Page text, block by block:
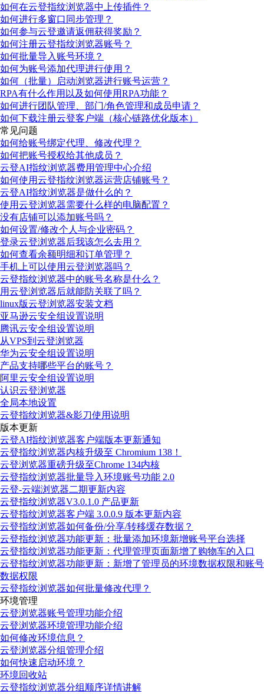
如何在云登指纹浏览器中上传插件？
如何进行多窗口同步管理？
如何参与云登邀请返佣获得奖励？
如何注册云登指纹浏览器账号？
如何批量导入账号环境？
如何为账号添加代理进行使用？
如何（批量）启动浏览器进行账号运营？
RPA有什么作用以及如何使用RPA功能？
如何进行团队管理、部门/角色管理和成员申请？
如何下载注册云登客户端（核心链路优化版本）
常见问题
如何给账号绑定代理、修改代理？
如何把账号授权给其他成员？
云登AI指纹浏览器费用管理中心介绍
如何使用云登指纹浏览器运营店铺账号？
云登AI指纹浏览器是做什么的？
使用云登浏览器需要什么样的电脑配置？
没有店铺可以添加账号吗？
如何设置/修改个人与企业密码？
登录云登浏览器后我该怎么去用？
如何查看余额明细和订单管理？
手机上可以使用云登浏览器吗？
云登指纹浏览器中的账号名称是什么？
用云登浏览器后就能防关联了吗？
linux版云登浏览器安装文档
亚马逊云安全组设置说明
腾讯云安全组设置说明
从VPS到云登浏览器
华为云安全组设置说明
产品支持哪些平台的账号？
阿里云安全组设置说明
认识云登浏览器
全局本地设置
云登指纹浏览器&影刀使用说明
版本更新
云登AI指纹浏览器客户端版本更新通知
云登指纹浏览器内核升级至 Chromium 138！
云登浏览器重磅升级至Chrome 134内核
云登指纹浏览器批量导入环境账号功能 2.0
云登-云端浏览器二期更新内容
云登指纹浏览器V3.0.1.0 产品更新
云登指纹浏览器客户端 3.0.0.9 版本更新内容
云登指纹浏览器如何备份/分享/转移缓存数据？
云登指纹浏览器功能更新：批量添加环境新增账号平台选择
云登指纹浏览器功能更新：代理管理页面新增了购物车的入口
云登指纹浏览器功能更新：新增了管理员的环境数据权限和账号
数据权限
云登指纹浏览器如何批量修改代理？
环境管理
云登浏览器账号管理功能介绍
云登浏览器环境管理功能介绍
如何修改环境信息？
云登浏览器分组管理介绍
如何快速启动环境？
环境回收站
云登指纹浏览器分组顺序详情讲解